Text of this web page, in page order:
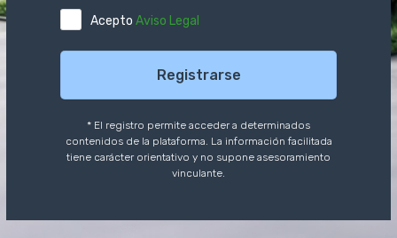
AceptoAviso Legal
Registrarse
* El registro permite acceder a determinados
contenidos de la plataforma. La información facilitada
tiene carácter orientativo y no supone asesoramiento
vinculante.